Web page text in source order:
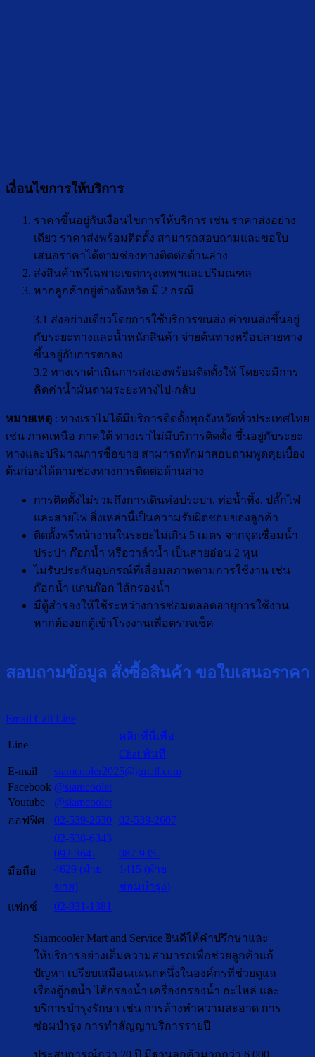
เงื่อนไขการให้บริการ
ราคาขึ้นอยู่กับเงื่อนไขการให้บริการ เช่น ราคาส่งอย่าง
เดียว ราคาส่งพร้อมติดตั้ง สามารถสอบถามและขอใบ
เสนอราคาได้ตามช่องทางติดต่อด้านล่าง
ส่งสินค้าฟรีเฉพาะเขตกรุงเทพฯและปริมณฑล
หากลูกค้าอยู่ต่างจังหวัด มี 2 กรณี
3.1 ส่งอย่างเดียวโดยการใช้บริการขนส่ง ค่าขนส่งขึ้นอยู่
กับระยะทางและน้ำหนักสินค้า จ่ายต้นทางหรือปลายทาง
ขึ้นอยู่กับการตกลง
3.2 ทางเราดำเนินการส่งเองพร้อมติดตั้งให้ โดยจะมีการ
คิดค่าน้ำมันตามระยะทางไป-กลับ
หมายเหตุ : ทางเราไม่ได้มีบริการติดตั้งทุกจังหวัดทั่วประเทศไทย
เช่น ภาคเหนือ ภาคใต้ ทางเราไม่มีบริการติดตั้ง ขึ้นอยู่กับระยะ
ทางและปริมาณการซื้อขาย สามารถทักมาสอบถามพูดคุยเบื้อง
ต้นก่อนได้ตามช่องทางการติดต่อด้านล่าง
การติดตั้งไม่รวมถึงการเดินท่อประปา, ท่อน้ำทิ้ง, ปลั๊กไฟ
และสายไฟ สิ่งเหล่านี้เป็นความรับผิดชอบของลูกค้า
ติดตั้งฟรีหน้างานในระยะไม่เกิน 5 เมตร จากจุดเชื่อมน้ำ
ประปา ก๊อกน้ำ หรือวาล์วน้ำ เป็นสายอ่อน 2 หุน
ไม่รับประกันอุปกรณ์ที่เสื่อมสภาพตามการใช้งาน เช่น
ก๊อกน้ำ แกนก๊อก ไส้กรองน้ำ
มีตู้สำรองให้ใช้ระหว่างการซ่อมตลอดอายุการใช้งาน
หากต้องยกตู้เข้าโรงงานเพื่อตรวจเช็ค
สอบถามข้อมูล สั่งซื้อสินค้า ขอใบเสนอราคา
Email Call Line
Line
คลิกที่นี่เพื่อ
Chat ทันที
E-mail
siamcooler2025@gmail.com
Facebook @siamcooler
Youtube
@siamcooler
ออฟฟิศ
02-539-2630 02-539-2607
02-538-6343
มือถือ
092-364-
4629 (ฝ่าย
ขาย)
087-935-
1415 (ฝ่าย
ซ่อมบำรุง)
แฟกซ์
02-931-1381
Siamcooler Mart and Service ยินดีให้คำปรึกษาและ
ให้บริการอย่างเต็มความสามารถเพื่อช่วยลูกค้าแก้
ปัญหา เปรียบเสมือนแผนกหนึ่งในองค์กรที่ช่วยดูแล
เรื่องตู้กดน้ำ ไส้กรองน้ำ เครื่องกรองน้ำ อะไหล่ และ
บริการบำรุงรักษา เช่น การล้างทำความสะอาด การ
ซ่อมบำรุง การทำสัญญาบริการรายปี
ประสบการณ์กว่า 20 ปี มีฐานลูกค้ามากกว่า 6,000